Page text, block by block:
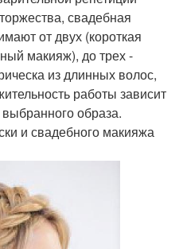
свадебная
от двух (короткая
макияж), до трех -
из длинных волос,
работы зависит
образа.
и свадебного макияжа